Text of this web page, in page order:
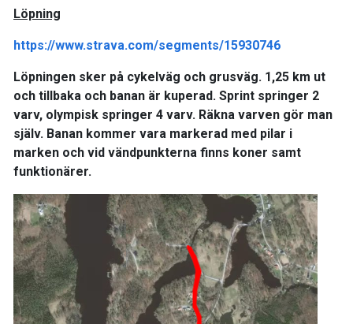
Löpning
https://www.strava.com/segments/15930746
Löpningen sker på cykelväg och grusväg. 1,25 km ut
och tillbaka och banan är kuperad. Sprint springer 2
varv, olympisk springer 4 varv. Räkna varven gör man
själv. Banan kommer vara markerad med pilar i
marken och vid vändpunkterna finns koner samt
funktionärer.